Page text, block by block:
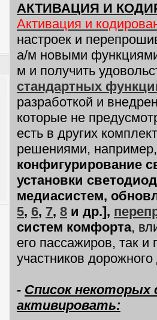
АКТИВАЦИЯ И
Активация и
настроек и
а/м новыми
м и получить
стандартных
разработкой и
которые не
есть в других
решениями,
конфигурирование
установки
медиасистем,
5, 6, 7, 8 и др.],
систем комфорта,
его пассажиров, так
участников
- Список
активировать: